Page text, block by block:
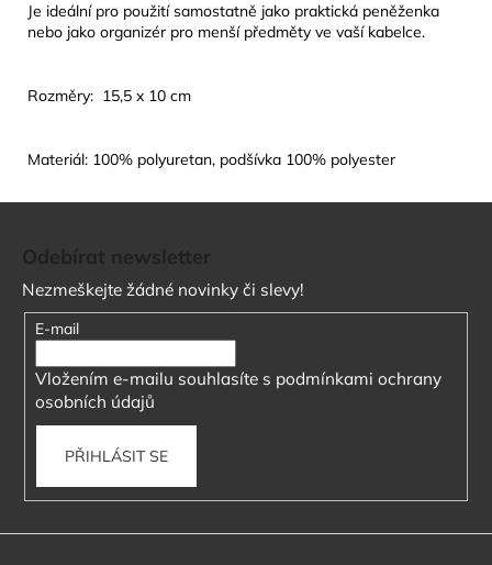
Je ideální pro použití samostatně jako praktická peněženka
nebo jako organizér pro menší předměty ve vaší kabelce.
Rozměry: 15,5 x 10 cm
Materiál: 100% polyuretan, podšívka 100% polyester
Nezmeškejte žádné novinky či slevy!
E-mail
Vložením e-mailu souhlasíte s podmínkami ochrany
osobních údajů
PŘIHLÁSIT SE